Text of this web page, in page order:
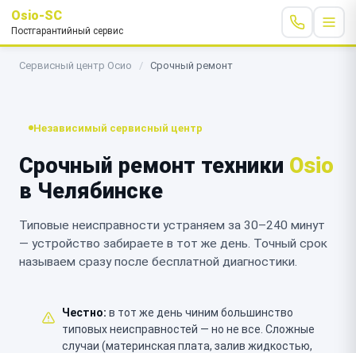
Osio-SC
Постгарантийный сервис
Сервисный центр Осио / Срочный ремонт
Независимый сервисный центр
Срочный ремонт техники Osio
в Челябинске
Типовые неисправности устраняем за 30–240 минут
— устройство забираете в тот же день. Точный срок
называем сразу после бесплатной диагностики.
Честно: в тот же день чиним большинство
типовых неисправностей — но не все. Сложные
случаи (материнская плата, залив жидкостью,